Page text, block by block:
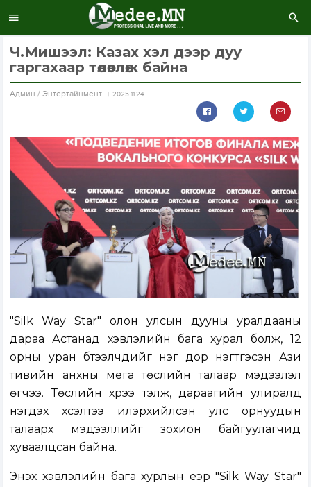
Ч.Мишээл: Казах хэл дээр дуу
гаргахаар төлөвлөж байна
Aдмин / Энтертайнмент 2025.11.24
"Silk Way Star" олон улсын дууны уралдааны
дараа Астанад хэвлэлийн бага хурал болж, 12
орны уран бүтээлчдийг нэг дор нэгтгэсэн Ази
тивийн анхны мега төслийн талаар мэдээлэл
өгчээ. Төслийн хүрээ тэлж, дараагийн улиралд
нэгдэх хүсэлтээ илэрхийлсэн улс орнуудын
талаарх мэдээллийг зохион байгуулагчид
хуваалцсан байна.
Энэхүү хэвлэлийн бага хурлын үеэр "Silk Way Star"